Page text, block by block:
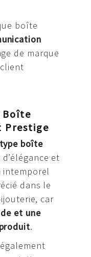
boîte
de marque
Boîte
Prestige
boîte
et
intemporel
dans le
car
et une
.